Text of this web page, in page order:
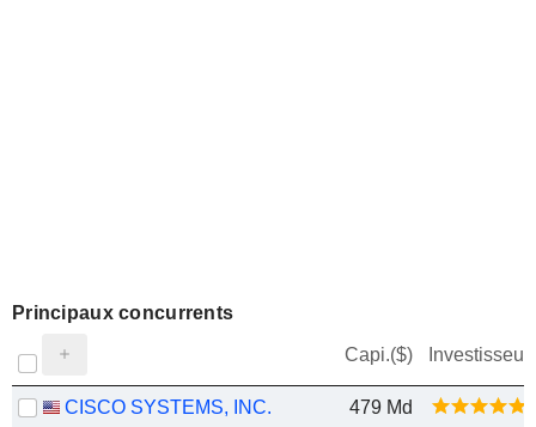
Principaux concurrents
Capi.($) Investisseur
CISCO SYSTEMS, INC. 479 Md